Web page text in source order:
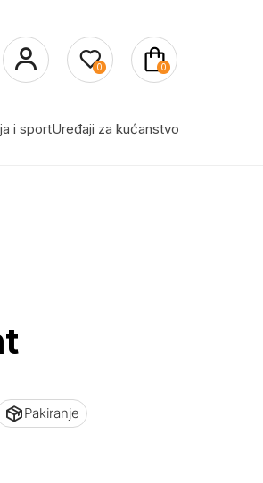
0 0
i sportUređaji za kućanstvo
Pakiranje